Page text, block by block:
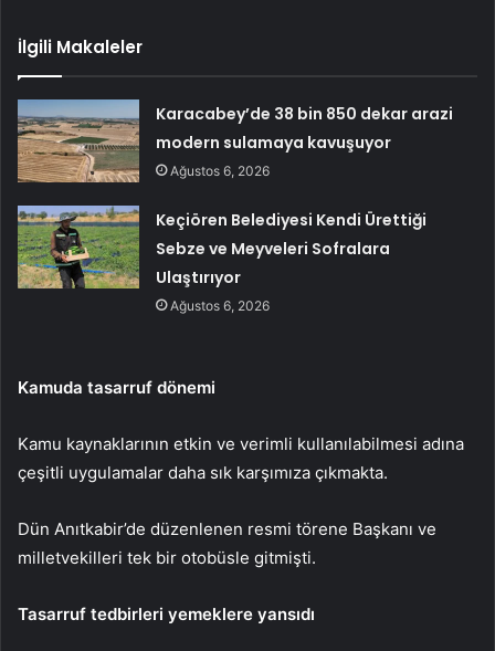
İlgili Makaleler
Karacabey’de 38 bin 850 dekar arazi
modern sulamaya kavuşuyor
Ağustos 6, 2026
Keçiören Belediyesi Kendi Ürettiği
Sebze ve Meyveleri Sofralara
Ulaştırıyor
Ağustos 6, 2026
Kamuda tasarruf dönemi
Kamu kaynaklarının etkin ve verimli kullanılabilmesi adına
çeşitli uygulamalar daha sık karşımıza çıkmakta.
Dün Anıtkabir’de düzenlenen resmi törene Başkanı ve
milletvekilleri tek bir otobüsle gitmişti.
Tasarruf tedbirleri yemeklere yansıdı